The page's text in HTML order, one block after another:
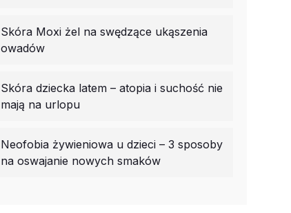
Skóra Moxi żel na swędzące ukąszenia
owadów
Skóra dziecka latem – atopia i suchość nie
mają na urlopu
Neofobia żywieniowa u dzieci – 3 sposoby
na oswajanie nowych smaków